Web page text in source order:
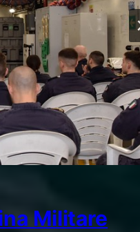
Militare